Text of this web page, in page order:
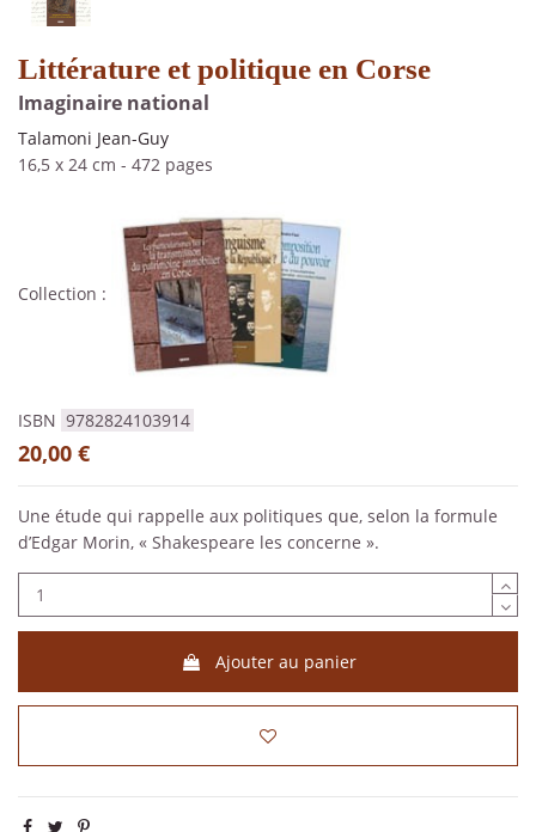
Littérature et politique en Corse
Imaginaire national
Talamoni Jean-Guy
16,5 x 24 cm - 472 pages
Collection :
ISBN 9782824103914
20,00 €
Une étude qui rappelle aux politiques que, selon la formule
d’Edgar Morin, « Shakespeare les concerne ».
Ajouter au panier